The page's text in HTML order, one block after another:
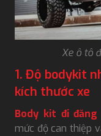
Xe ô tô
1. Độ bodykit
kích thước xe
Body kit đi đăng
mức độ can thiệp